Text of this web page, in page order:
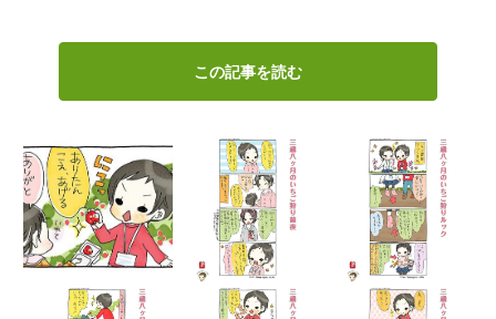
この記事を読む